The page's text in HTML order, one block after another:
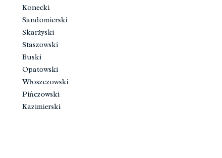
Konecki
Sandomierski
Skarżyski
Staszowski
Buski
Opatowski
Włoszczowski
Pińczowski
Kazimierski